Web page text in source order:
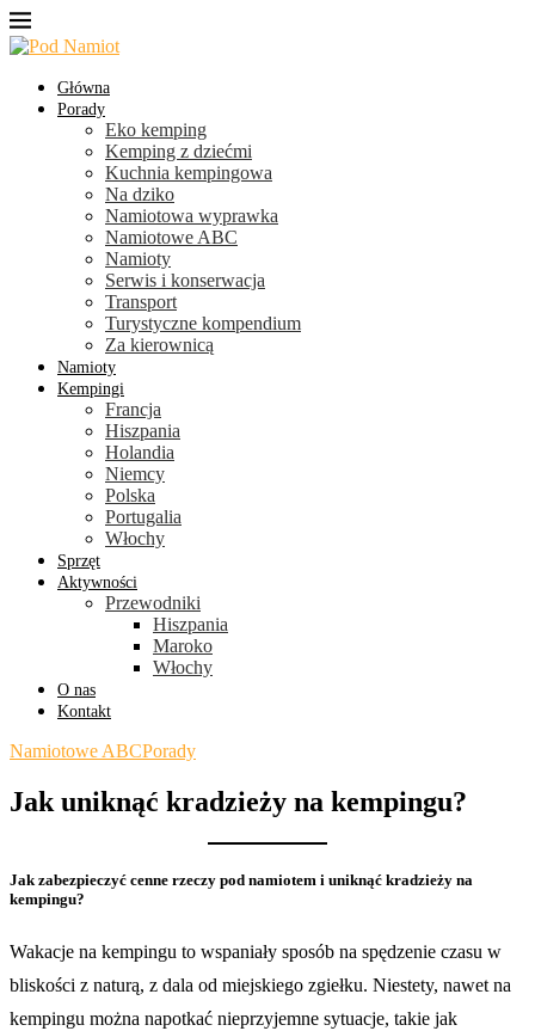
Główna
Porady
Eko kemping
Kemping z dziećmi
Kuchnia kempingowa
Na dziko
Namiotowa wyprawka
Namiotowe ABC
Namioty
Serwis i konserwacja
Transport
Turystyczne kompendium
Za kierownicą
Namioty
Kempingi
Francja
Hiszpania
Holandia
Niemcy
Polska
Portugalia
Włochy
Sprzęt
Aktywności
Przewodniki
Hiszpania
Maroko
Włochy
O nas
Kontakt
Namiotowe ABCPorady
Jak uniknąć kradzieży na kempingu?
Jak zabezpieczyć cenne rzeczy pod namiotem i uniknąć kradzieży na
kempingu?
Wakacje na kempingu to wspaniały sposób na spędzenie czasu w
bliskości z naturą, z dala od miejskiego zgiełku. Niestety, nawet na
kempingu można napotkać nieprzyjemne sytuacje, takie jak